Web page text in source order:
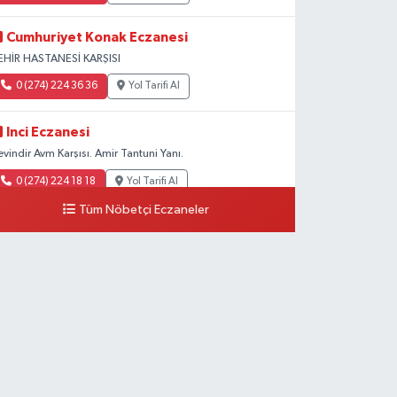
Cumhuriyet Konak Eczanesi
HASTANESİ KARŞISI
0 (274) 224 36 36 Yol Tarifi Al
Inci Eczanesi
Avm Karşısı. Amir Tantuni Yanı.
0 (274) 224 18 18 Yol Tarifi Al
Tüm Nöbetçi Eczaneler